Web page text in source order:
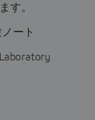
す。
ート